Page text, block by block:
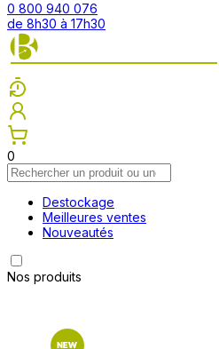
0 800 940 076
de 8h30 à 17h30
0
Destockage
Meilleures ventes
Nouveautés
Nos produits